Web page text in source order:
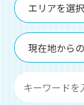
エリアを選択
現在地から